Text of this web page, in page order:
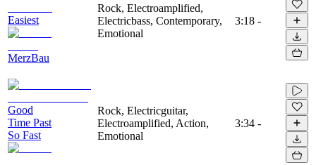
Easiest
MerzBau
Rock, Electroamplified,
Electricbass, Contemporary,
Emotional
3:18 -
Good
Time Past
So Fast
Rock, Electricguitar,
Electroamplified, Action,
Emotional
3:34 -